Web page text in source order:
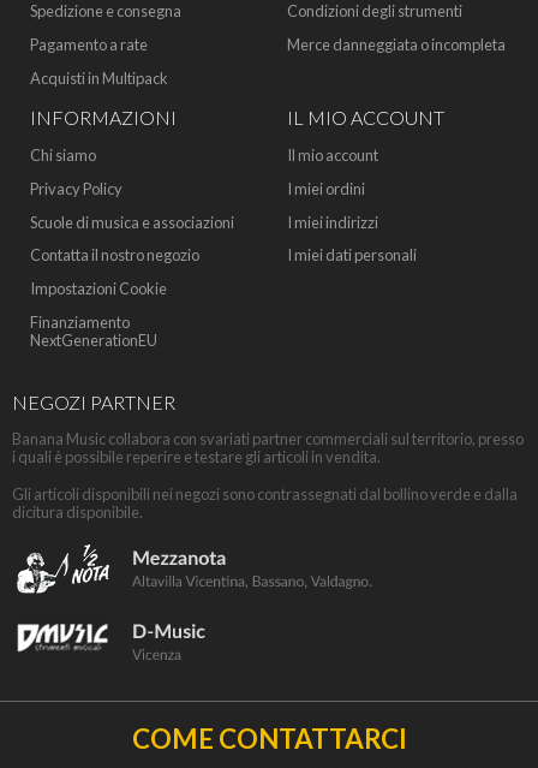
Spedizione e consegna
Pagamento a rate
Acquisti in Multipack
Condizioni degli strumenti
Merce danneggiata o incompleta
INFORMAZIONI
Chi siamo
Privacy Policy
Scuole di musica e associazioni
Contatta il nostro negozio
Impostazioni Cookie
Finanziamento
NextGenerationEU
IL MIO ACCOUNT
Il mio account
I miei ordini
I miei indirizzi
I miei dati personali
NEGOZI PARTNER
Banana Music collabora con svariati partner commerciali sul territorio, presso
i quali è possibile reperire e testare gli articoli in vendita.
Gli articoli disponibili nei negozi sono contrassegnati dal bollino verde e dalla
dicitura disponibile.
COME CONTATTARCI